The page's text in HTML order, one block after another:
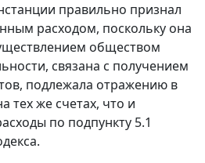
правильно признал
расходом, поскольку она
обществом
связана с получением
подлежала отражению в
тех же счетах, что и
по подпункту 5.1